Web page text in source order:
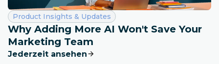
Kategorie:
Product Insights & Updates
Why Adding More AI Won't Save Your
Marketing Team
Jederzeit ansehen